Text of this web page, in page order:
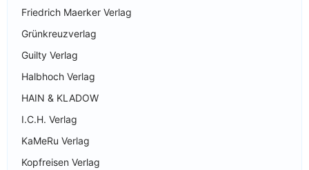
Friedrich Maerker Verlag
Grünkreuzverlag
Guilty Verlag
Halbhoch Verlag
HAIN & KLADOW
I.C.H. Verlag
KaMeRu Verlag
Kopfreisen Verlag